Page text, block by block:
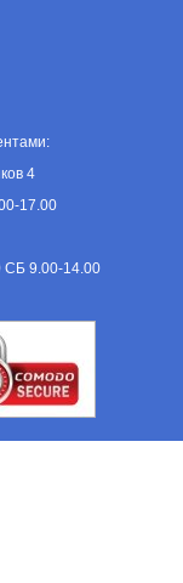
4
17.00
СБ 9.00-14.00